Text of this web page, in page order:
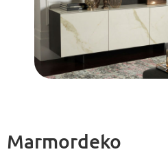
Marmordeko